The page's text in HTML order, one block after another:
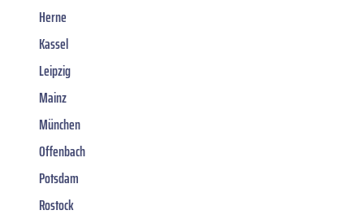
Herne
Kassel
Leipzig
Mainz
München
Offenbach
Potsdam
Rostock